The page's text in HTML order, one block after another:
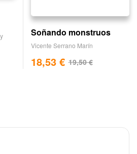
Soñando monstruos
Vicente Serrano Marín
19,50€
18,53 €